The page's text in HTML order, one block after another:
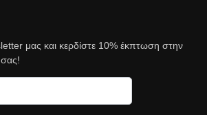
μας και κερδίστε 10% έκπτωση στην